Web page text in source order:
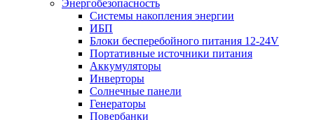
Энергобезопасность
Системы накопления энергии
ИБП
Блоки бесперебойного питания 12-24V
Портативные источники питания
Аккумуляторы
Инверторы
Солнечные панели
Генераторы
Повербанки